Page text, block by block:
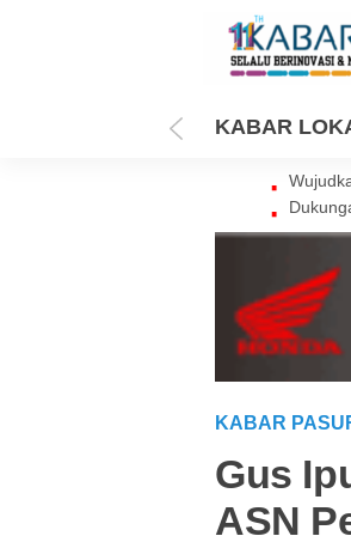
KABAR
KABAR
Gus
ASN